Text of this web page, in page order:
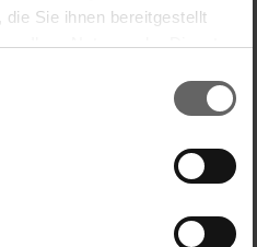
Sie ihnen bereitgestellt
Ihrer Nutzung der Dienste
weiterhin nutzen.